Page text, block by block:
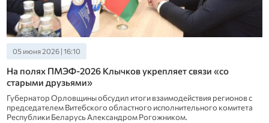
05 июня 2026 | 16:10
На полях ПМЭФ-2026 Клычков укрепляет связи «со
старыми друзьями»
Губернатор Орловщины обсудил итоги взаимодействия регионов с
председателем Витебского областного исполнительного комитета
Республики Беларусь Александром Рогожником.